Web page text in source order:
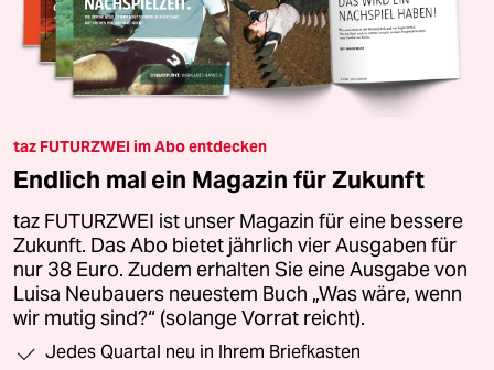
taz FUTURZWEI im Abo entdecken
Endlich mal ein Magazin für Zukunft
taz FUTURZWEI ist unser Magazin für eine bessere
Zukunft. Das Abo bietet jährlich vier Ausgaben für
nur 38 Euro. Zudem erhalten Sie eine Ausgabe von
Luisa Neubauers neuestem Buch „Was wäre, wenn
wir mutig sind?“ (solange Vorrat reicht).
Jedes Quartal neu in Ihrem Briefkasten